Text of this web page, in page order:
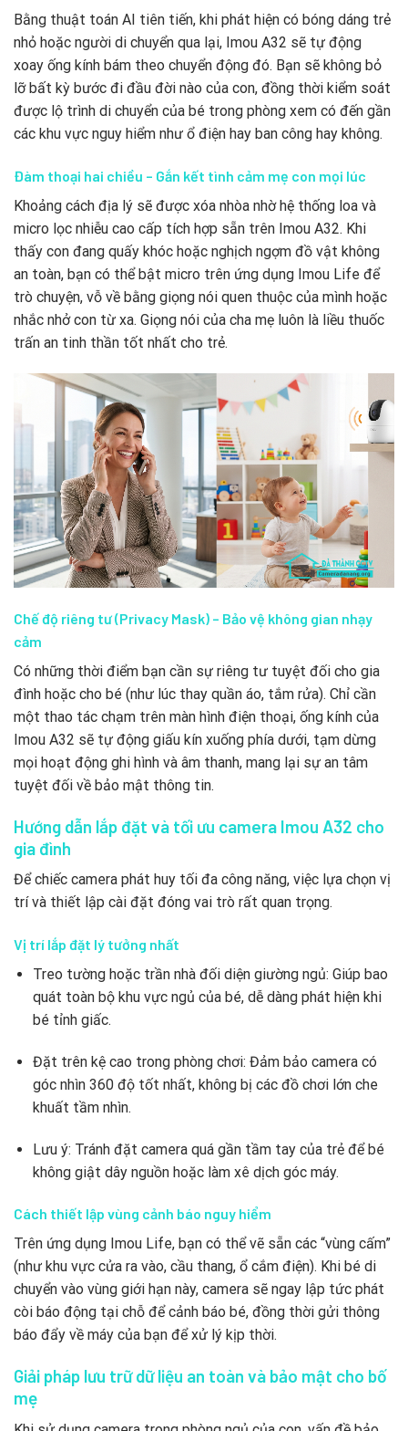
Bằng thuật toán AI tiên tiến, khi phát hiện có bóng dáng trẻ
nhỏ hoặc người di chuyển qua lại, Imou A32 sẽ tự động
xoay ống kính bám theo chuyển động đó. Bạn sẽ không bỏ
lỡ bất kỳ bước đi đầu đời nào của con, đồng thời kiểm soát
được lộ trình di chuyển của bé trong phòng xem có đến gần
các khu vực nguy hiểm như ổ điện hay ban công hay không.
Đàm thoại hai chiều – Gắn kết tình cảm mẹ con mọi lúc
Khoảng cách địa lý sẽ được xóa nhòa nhờ hệ thống loa và
micro lọc nhiễu cao cấp tích hợp sẵn trên Imou A32. Khi
thấy con đang quấy khóc hoặc nghịch ngợm đồ vật không
an toàn, bạn có thể bật micro trên ứng dụng Imou Life để
trò chuyện, vỗ về bằng giọng nói quen thuộc của mình hoặc
nhắc nhở con từ xa. Giọng nói của cha mẹ luôn là liều thuốc
trấn an tinh thần tốt nhất cho trẻ.
Chế độ riêng tư (Privacy Mask) – Bảo vệ không gian nhạy
cảm
Có những thời điểm bạn cần sự riêng tư tuyệt đối cho gia
đình hoặc cho bé (như lúc thay quần áo, tắm rửa). Chỉ cần
một thao tác chạm trên màn hình điện thoại, ống kính của
Imou A32 sẽ tự động giấu kín xuống phía dưới, tạm dừng
mọi hoạt động ghi hình và âm thanh, mang lại sự an tâm
tuyệt đối về bảo mật thông tin.
Hướng dẫn lắp đặt và tối ưu camera Imou A32 cho
gia đình
Để chiếc camera phát huy tối đa công năng, việc lựa chọn vị
trí và thiết lập cài đặt đóng vai trò rất quan trọng.
Vị trí lắp đặt lý tưởng nhất
Treo tường hoặc trần nhà đối diện giường ngủ: Giúp bao
quát toàn bộ khu vực ngủ của bé, dễ dàng phát hiện khi
bé tỉnh giấc.
Đặt trên kệ cao trong phòng chơi: Đảm bảo camera có
góc nhìn 360 độ tốt nhất, không bị các đồ chơi lớn che
khuất tầm nhìn.
Lưu ý: Tránh đặt camera quá gần tầm tay của trẻ để bé
không giật dây nguồn hoặc làm xê dịch góc máy.
Cách thiết lập vùng cảnh báo nguy hiểm
Trên ứng dụng Imou Life, bạn có thể vẽ sẵn các “vùng cấm”
(như khu vực cửa ra vào, cầu thang, ổ cắm điện). Khi bé di
chuyển vào vùng giới hạn này, camera sẽ ngay lập tức phát
còi báo động tại chỗ để cảnh báo bé, đồng thời gửi thông
báo đẩy về máy của bạn để xử lý kịp thời.
Giải pháp lưu trữ dữ liệu an toàn và bảo mật cho bố
mẹ